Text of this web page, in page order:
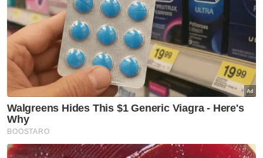
"Bagaimanapun, mangsa berasa ditipu
kerana tidak menerima bayaran balik
keuntungan sebagaimana dijanjikan pada
tempoh masa ditetapkan oleh suspek,"
katanya.